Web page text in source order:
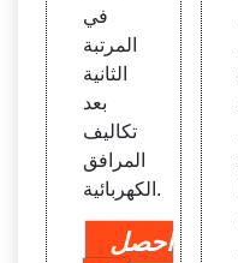
في
المرتبة
الثانية
بعد
تكاليف
المرافق
الكهربائية.
احصل